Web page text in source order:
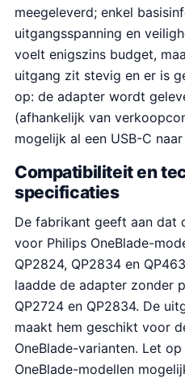
meegeleverd; enkel
uitgangsspanning en
voelt enigszins budget,
uitgang zit stevig en er is
op: de adapter wordt
(afhankelijk van
mogelijk al een USB-C
Compatibiliteit en
specificaties
De fabrikant geeft aan dat
voor Philips OneBlade-
QP2824, QP2834 en
laadde de adapter zonder
QP2724 en QP2834. De
maakt hem geschikt voor
OneBlade-varianten. Let
OneBlade-modellen